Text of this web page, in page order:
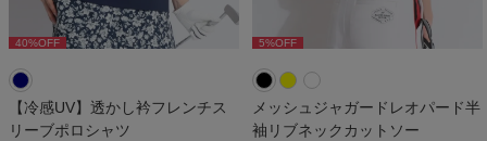
40%OFF
【冷感UV】透かし衿フレンチス
リーブポロシャツ
5%OFF 5%OFF
メッシュジャガードレオパード半
袖リブネックカットソー